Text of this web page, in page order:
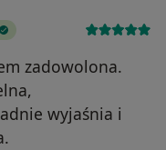
zadowolona.
wyjaśnia i